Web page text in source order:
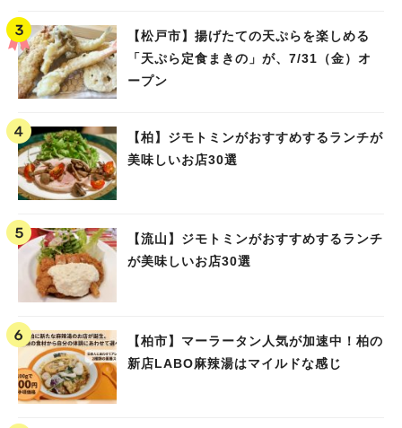
【松戸市】揚げたての天ぷらを楽しめる
「天ぷら定食まきの」が、7/31（金）オ
ープン
【柏】ジモトミンがおすすめするランチが
美味しいお店30選
【流山】ジモトミンがおすすめするランチ
が美味しいお店30選
【柏市】マーラータン人気が加速中！柏の
新店LABO麻辣湯はマイルドな感じ